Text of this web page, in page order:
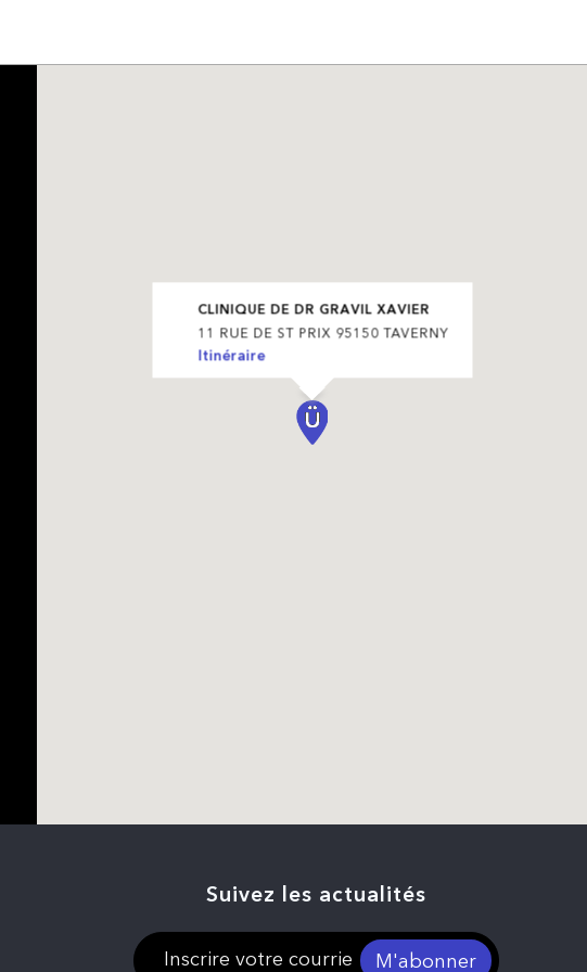
CLINIQUE DE DR GRAVIL XAVIER
11 RUE DE ST PRIX 95150 TAVERNY
Itinéraire
Suivez les actualités
M'abonner